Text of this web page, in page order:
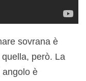
sovrana è
però. La
angolo è